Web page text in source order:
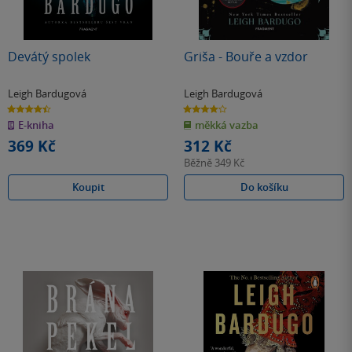
Devátý spolek
Leigh Bardugová
4.4
z
5
hvězdiček
E-kniha
369 Kč
Koupit
Griša - Bouře a vzdor
Leigh Bardugová
4.0
z
5
hvězdiček
měkká vazba
312 Kč
Běžně 349 Kč
Do košíku